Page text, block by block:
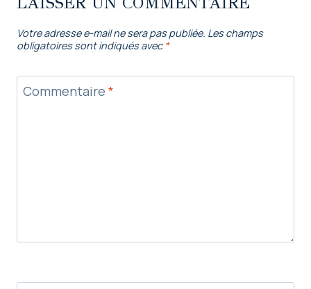
Votre adresse e-mail ne sera pas publiée. Les champs
obligatoires sont indiqués avec *
Commentaire *